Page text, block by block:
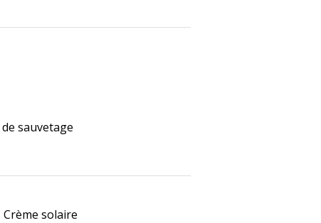
sauvetage
Crème solaire